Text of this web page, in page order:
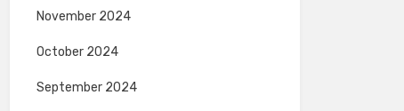
November 2024
October 2024
September 2024